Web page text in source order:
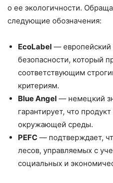
о ее экологичности.
следующие обозначения:
EcoLabel — европейский
безопасности, который
соответствующим
критериям.
Blue Angel — немецкий
гарантирует, что
окружающей среды.
PEFC — подтверждает,
лесов, управляемых с
социальных и